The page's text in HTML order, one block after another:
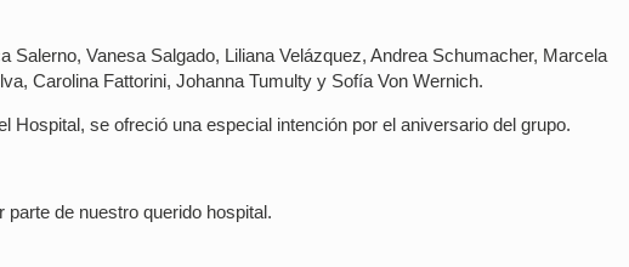
Vanesa Salgado, Liliana Velázquez, Andrea Schumacher, Marcela
Carolina Fattorini, Johanna Tumulty y Sofía Von Wernich.
Hospital, se ofreció una especial intención por el aniversario del grupo.
de nuestro querido hospital.